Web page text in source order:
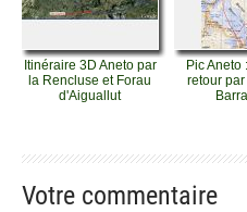
Itinéraire 3D Aneto par
la Rencluse et Forau
d'Aiguallut
Pic Aneto
retour
Votre commentaire